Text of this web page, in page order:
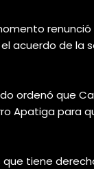
acuerdo de la
ordenó que
Apatiga para
que tiene